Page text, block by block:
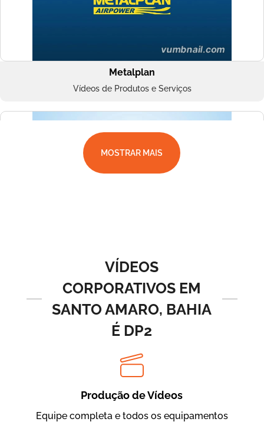
Metalplan
Vídeos de Produtos e Serviços
BRF Parceiros
Vídeos de Integração e Segurança
MOSTRAR MAIS
VÍDEOS
CORPORATIVOS EM
SANTO AMARO, BAHIA
É DP2
Produção de Vídeos
Equipe completa e todos os equipamentos